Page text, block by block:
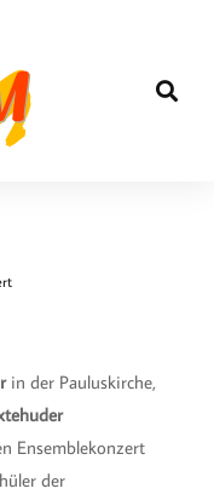
in der Pauluskirche,
Ensemblekonzert
der